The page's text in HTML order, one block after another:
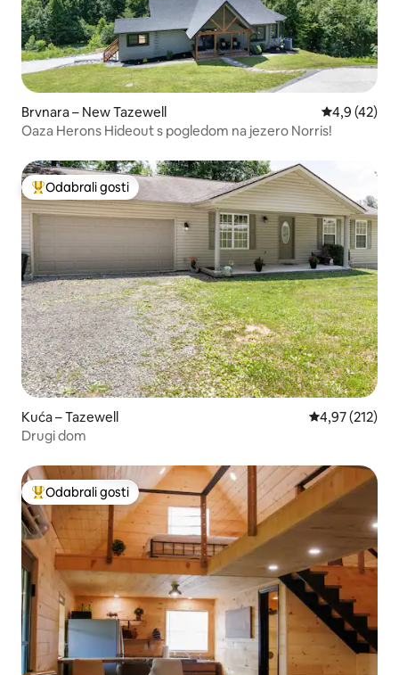
Brvnara – New Tazewell Prosječna
4,9 (42)
Oaza Herons Hideout s pogledom na jezero Norris!
Među najviše rangiranima s oznakom „Odabrali gosti”
Odabrali gosti
Kuća – Tazewell Prosječna
4,97 (212)
Drugi dom
Među najviše rangiranima s oznakom „Odabrali gosti”
Odabrali gosti